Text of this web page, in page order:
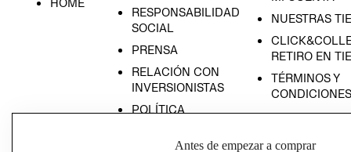
RESPONSABILIDAD
SOCIAL
PRENSA
RELACIÓN CON
INVERSIONISTAS
POLÍTICA
NUESTRAS
RETIRO EN
TÉRMINOS Y
CONDICIONES
Antes de empezar a comprar